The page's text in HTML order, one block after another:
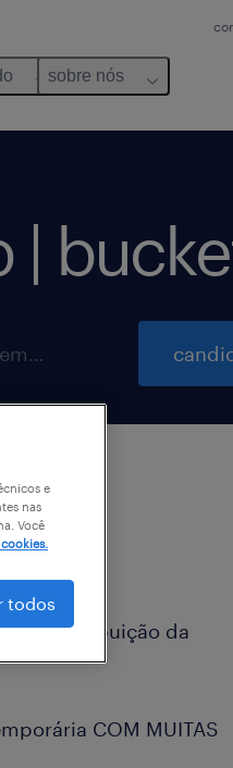
sobre nós
|
inscrições para essa vaga até 25 setembro 2026
de distribuição da
COM MUITAS
e
nas
Você
todos